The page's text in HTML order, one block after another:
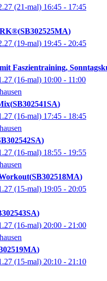
(21-mal) 16:45 - 17:45
SB302525MA
(19-mal) 19:45 - 20:45
Faszientraining,
(16-mal) 10:00 - 11:00
SB302541SA
(16-mal) 17:45 - 18:45
(16-mal) 18:55 - 19:55
SB302518MA
(15-mal) 19:05 - 20:05
(16-mal) 20:00 - 21:00
(15-mal) 20:10 - 21:10